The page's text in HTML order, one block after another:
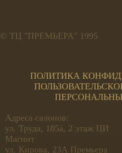
© ТЦ "ПРЕМЬЕРА" 1995
ПОЛИТИКА
Адреса салонов:
ул. Труда, 185а, 2 этаж ЦИ
Магнит
ул. Кирова, 23А Премьера